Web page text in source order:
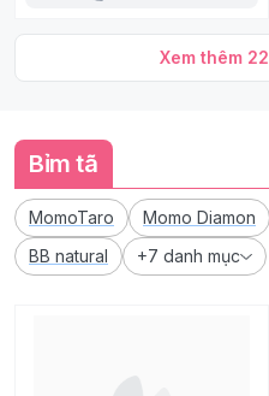
Xem thêm 22
Bỉm tã
MomoTaro Momo Diamon
BB natural
+7 danh mục